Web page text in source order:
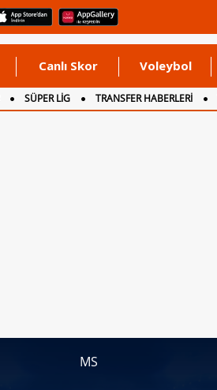
Canlı Skor Voleybol
SÜPER LİG TRANSFER HABERLERİ
MS